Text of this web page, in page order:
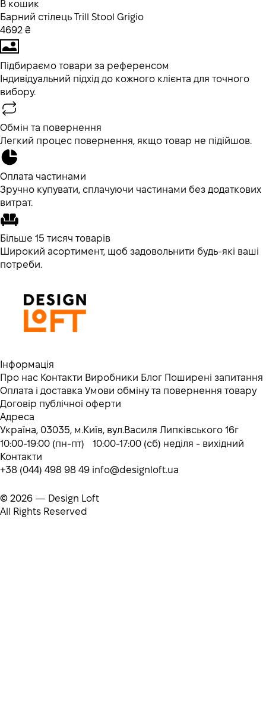
В кошик
Барний стілець Trill Stool Grigio
4692 ₴
Підбираємо товари за референсом
Індивідуальний підхід до кожного клієнта для точного
вибору.
Обмін та повернення
Легкий процес повернення, якщо товар не підійшов.
Оплата частинами
Зручно купувати, сплачуючи частинами без додаткових
витрат.
Більше 15 тисяч товарів
Широкий асортимент, щоб задовольнити будь-які ваші
потреби.
Інформація
Про нас Контакти Виробники Блог Поширені запитання
Оплата і доставка Умови обміну та повернення товару
Договір публічної оферти
Адреса
Україна, 03035, м.Київ, вул.Василя Липківського 16г
10:00-19:00 (пн-пт) 10:00-17:00 (сб) неділя - вихідний
Контакти
+38 (044) 498 98 49 info@designloft.ua
© 2026 — Design Loft
All Rights Reserved